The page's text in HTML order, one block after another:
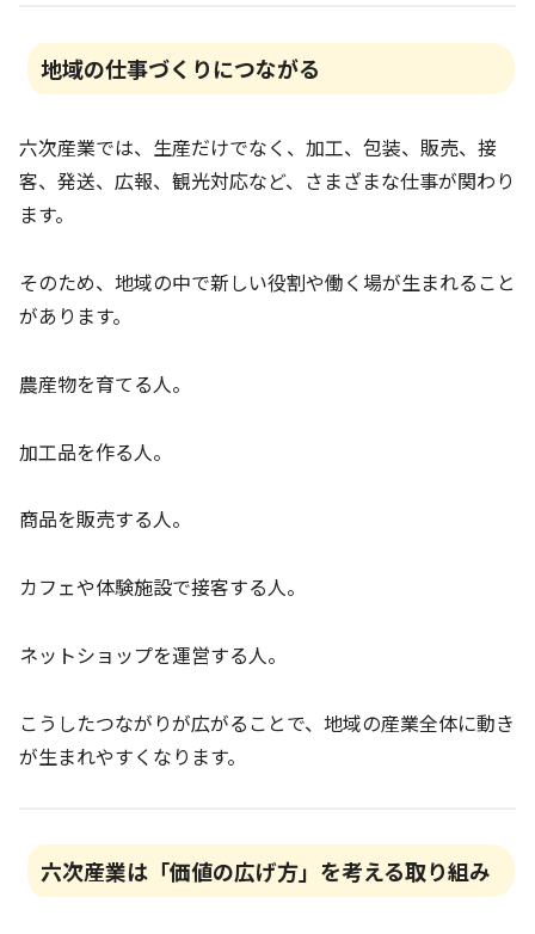
地域の仕事づくりにつながる
六次産業では、生産だけでなく、加工、包装、販売、接
客、発送、広報、観光対応など、さまざまな仕事が関わり
ます。
そのため、地域の中で新しい役割や働く場が生まれること
があります。
農産物を育てる人。
加工品を作る人。
商品を販売する人。
カフェや体験施設で接客する人。
ネットショップを運営する人。
こうしたつながりが広がることで、地域の産業全体に動き
が生まれやすくなります。
六次産業は「価値の広げ方」を考える取り組み